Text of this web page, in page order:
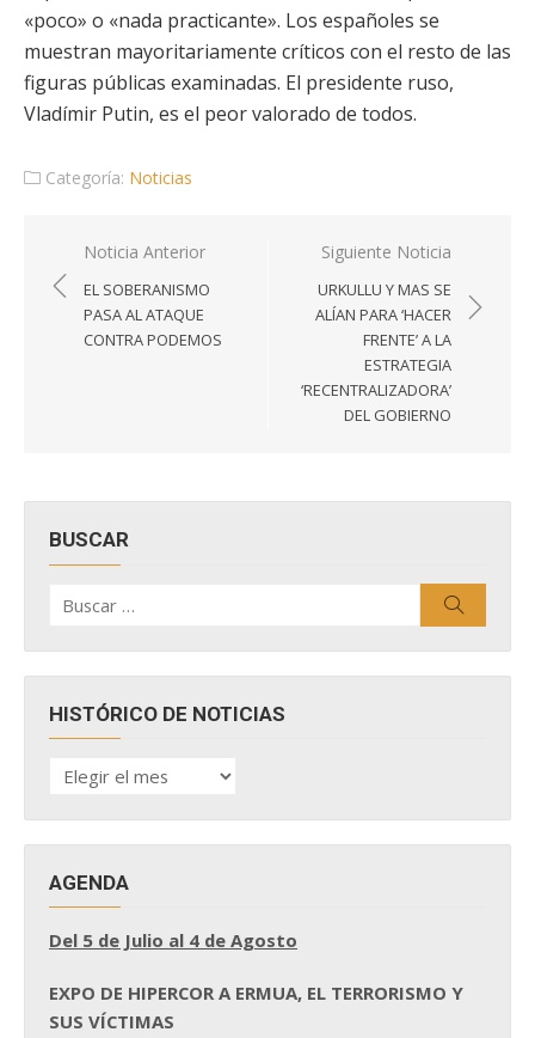
«poco» o «nada practicante». Los españoles se
muestran mayoritariamente críticos con el resto de las
figuras públicas examinadas. El presidente ruso,
Vladímir Putin, es el peor valorado de todos.
Categoría: Noticias
Navegación
de
entradas
Noticia Anterior
EL SOBERANISMO
PASA AL ATAQUE
CONTRA PODEMOS
Siguiente Noticia
URKULLU Y MAS SE
ALÍAN PARA ‘HACER
FRENTE’ A LA
ESTRATEGIA
‘RECENTRALIZADORA’
DEL GOBIERNO
BUSCAR
por:
HISTÓRICO DE NOTICIAS
HISTÓRICO
DE
AGENDA
Del 5 de Julio al 4 de Agosto
EXPO DE HIPERCOR A ERMUA, EL TERRORISMO Y
SUS VÍCTIMAS